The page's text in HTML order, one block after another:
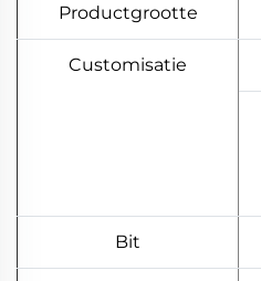
Productgrootte
Customisatie
Bit